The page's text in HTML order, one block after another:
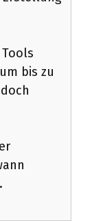
bis zu